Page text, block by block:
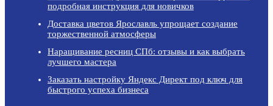
подробная инструкция для новичков
Доставка цветов Ярославль упрощает создание
торжественной атмосферы
Наращивание ресниц СПб: отзывы и как выбрать
лучшего мастера
Заказать настройку Яндекс Директ под ключ для
быстрого успеха бизнеса